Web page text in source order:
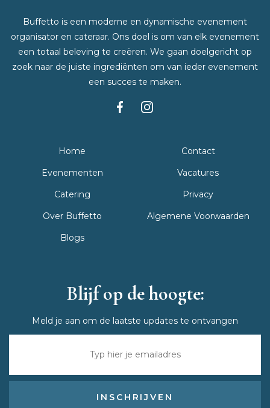
Buffetto is een moderne en dynamische evenement
organisator en cateraar. Ons doel is om van elk evenement
een totaal beleving te creëren. We gaan doelgericht op
zoek naar de juiste ingrediënten om van ieder evenement
een succes te maken.
Home
Evenementen
Catering
Over Buffetto
Blogs
Contact
Vacatures
Privacy
Algemene Voorwaarden
Blijf op de hoogte:
Meld je aan om de laatste updates te ontvangen